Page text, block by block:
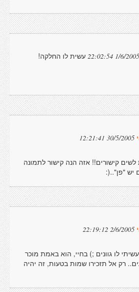
1/6/2005 22:02:54 עשית לו החלקה!
30/5/2005 12:21:41
קישורים!! אזה הנה קישור לתמונה
יש "פן"..(:
2/6/2005 22:19:12
לו גוונים ;) בחיי, הוא באמת מוכר
רק אל תזכירו שמות בטעות, זה יהיה